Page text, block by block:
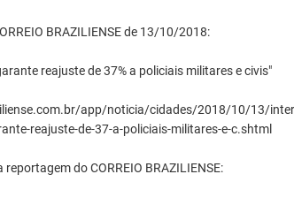
BRAZILIENSE de 13/10/2018:
reajuste de 37% a policiais militares e civis"
app/noticia/cidades/2018/10/13/
reajuste-de-37-a-policiais-militares-e-c.shtml
do CORREIO BRAZILIENSE: